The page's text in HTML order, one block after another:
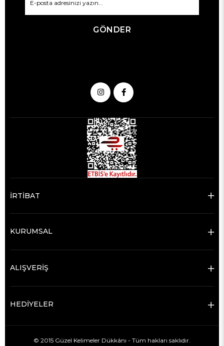
GÖNDER
İRTİBAT
KURUMSAL
ALIŞVERİŞ
HEDİYELER
© 2015 Güzel Kelimeler Dükkânı - Tüm hakları saklıdır.